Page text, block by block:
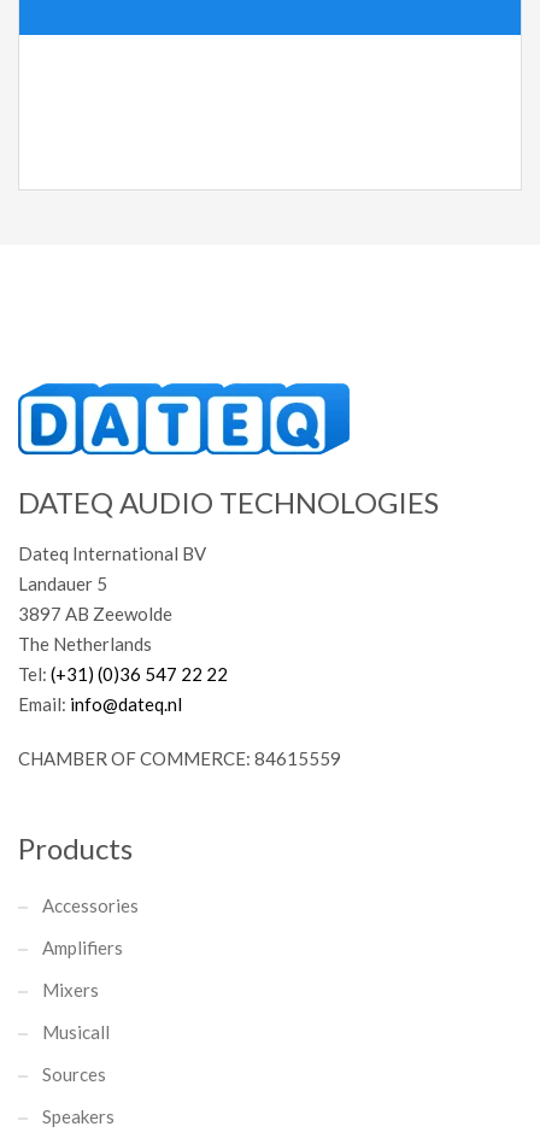
DATEQ AUDIO TECHNOLOGIES
Dateq International BV
Landauer 5
3897 AB Zeewolde
The Netherlands
Tel: (+31) (0)36 547 22 22
Email: info@dateq.nl
CHAMBER OF COMMERCE: 84615559
Products
Accessories
Amplifiers
Mixers
Musicall
Sources
Speakers